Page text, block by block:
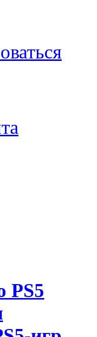
PS5